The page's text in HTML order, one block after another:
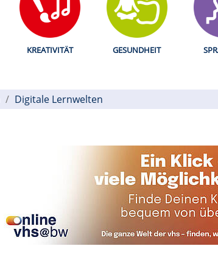
KREATIVITÄT GESUNDHEIT
Digitale Lernwelten